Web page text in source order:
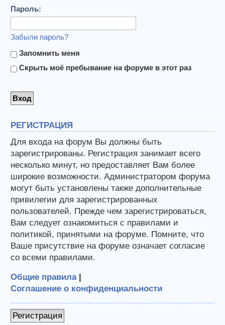
Пароль:
Забыли пароль?
Запомнить меня
Скрыть моё пребывание на форуме в этот раз
РЕГИСТРАЦИЯ
Для входа на форум Вы должны быть
зарегистрированы. Регистрация занимает всего
несколько минут, но предоставляет Вам более
широкие возможности. Администратором форума
могут быть установлены также дополнительные
привилегии для зарегистрированных
пользователей. Прежде чем зарегистрироваться,
Вам следует ознакомиться с правилами и
политикой, принятыми на форуме. Помните, что
Ваше присутствие на форуме означает согласие
со всеми правилами.
Общие правила|
Соглашение о конфиденциальности
Регистрация